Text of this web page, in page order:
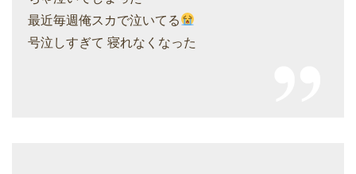
最近毎週俺スカで泣いてる
号泣しすぎて 寝れなくなった